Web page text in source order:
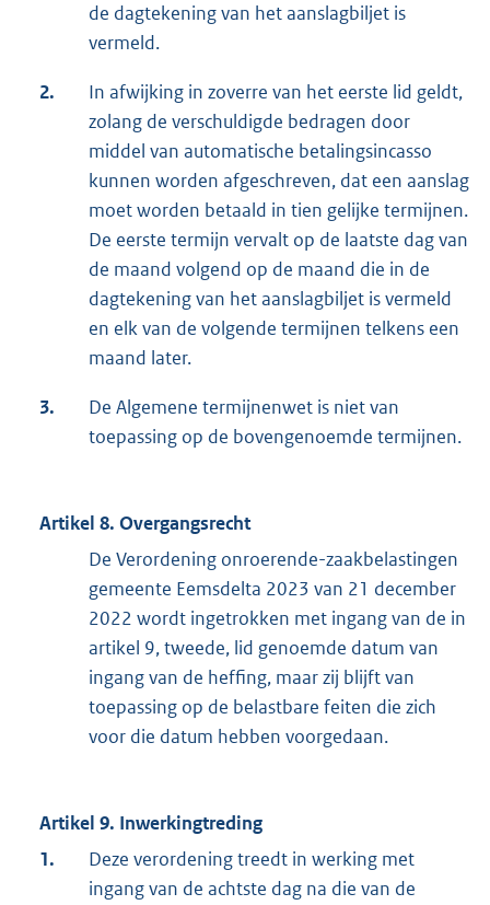
de dagtekening van het aanslagbiljet is
vermeld.
2.
In afwijking in zoverre van het eerste lid geldt,
zolang de verschuldigde bedragen door
middel van automatische betalingsincasso
kunnen worden afgeschreven, dat een aanslag
moet worden betaald in tien gelijke termijnen.
De eerste termijn vervalt op de laatste dag van
de maand volgend op de maand die in de
dagtekening van het aanslagbiljet is vermeld
en elk van de volgende termijnen telkens een
maand later.
3.
De Algemene termijnenwet is niet van
toepassing op de bovengenoemde termijnen.
Artikel 8. Overgangsrecht
De Verordening onroerende-zaakbelastingen
gemeente Eemsdelta 2023 van 21 december
2022 wordt ingetrokken met ingang van de in
artikel 9, tweede, lid genoemde datum van
ingang van de heffing, maar zij blijft van
toepassing op de belastbare feiten die zich
voor die datum hebben voorgedaan.
Artikel 9. Inwerkingtreding
1.
Deze verordening treedt in werking met
ingang van de achtste dag na die van de